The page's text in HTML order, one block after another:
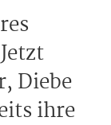
Diebe
ihre